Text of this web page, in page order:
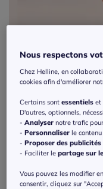
Exclu web
Jupe-culotte
intégré
Réf : 124.878.004
Couleur :bleu-
Nous respectons
Chez Helline, en
cookies afin d'améliorer
Certains sontessentiels et
D'autres, optionnels,
-Analyser notre trafic
-Personnaliser le
-Proposer des publicités
- Faciliter lepartage sur
Vous pouvez les modifier
consentir, cliquez sur